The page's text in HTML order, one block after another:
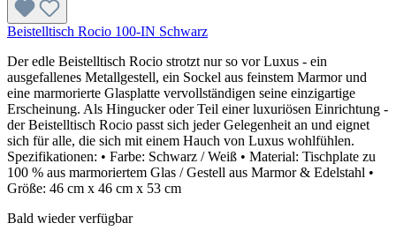
Beistelltisch Rocio 100-IN Schwarz
Der edle Beistelltisch Rocio strotzt nur so vor Luxus - ein
ausgefallenes Metallgestell, ein Sockel aus feinstem Marmor und
eine marmorierte Glasplatte vervollständigen seine einzigartige
Erscheinung. Als Hingucker oder Teil einer luxuriösen Einrichtung -
der Beistelltisch Rocio passt sich jeder Gelegenheit an und eignet
sich für alle, die sich mit einem Hauch von Luxus wohlfühlen.
Spezifikationen: • Farbe: Schwarz / Weiß • Material: Tischplate zu
100 % aus marmoriertem Glas / Gestell aus Marmor & Edelstahl •
Größe: 46 cm x 46 cm x 53 cm
Bald wieder verfügbar